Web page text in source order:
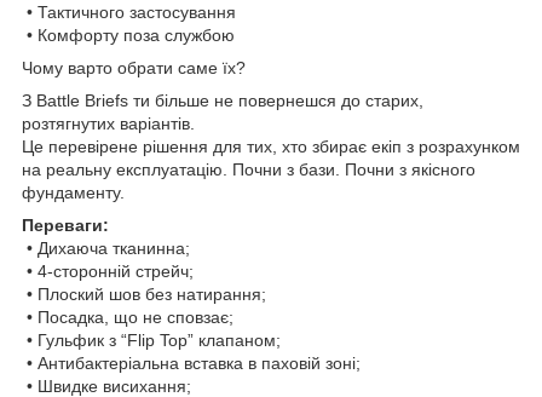
• Тактичного застосування
• Комфорту поза службою
Чому варто обрати саме їх?
З Battle Briefs ти більше не повернешся до старих,
розтягнутих варіантів.
Це перевірене рішення для тих, хто збирає екіп з розрахунком
на реальну експлуатацію. Почни з бази. Почни з якісного
фундаменту.
Переваги:
• Дихаюча тканинна;
• 4-сторонній стрейч;
• Плоский шов без натирання;
• Посадка, що не сповзає;
• Гульфик з “Flip Top” клапаном;
• Антибактеріальна вставка в паховій зоні;
• Швидке висихання;